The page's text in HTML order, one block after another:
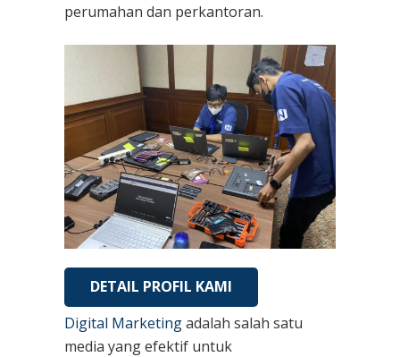
perumahan dan perkantoran.
DETAIL PROFIL KAMI
Digital Marketingadalah salah satu
media yang efektif untuk